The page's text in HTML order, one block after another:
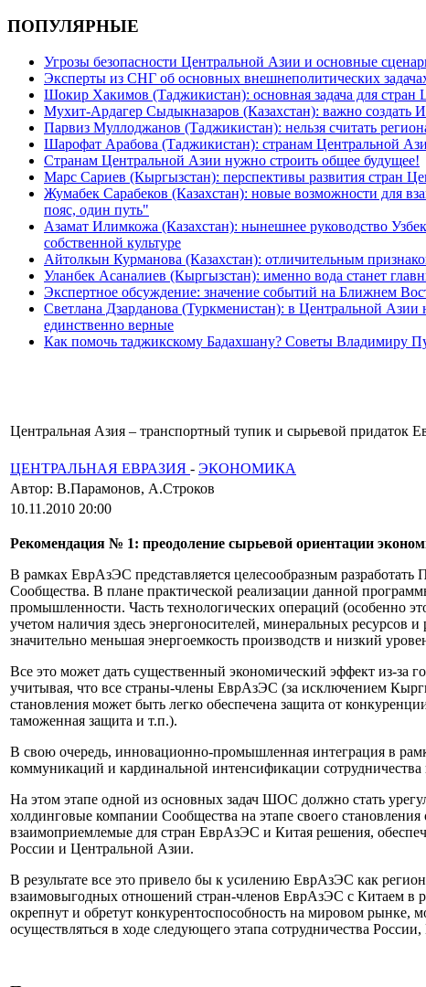
ПОПУЛЯРНЫЕ
Угрозы безопасности Центральной Азии и основные
Эксперты из СНГ об основных внешнеполитических
Шокир Хакимов (Таджикистан): основная задача для стран
Мухит-Ардагер Сыдыкназаров (Казахстан): важно создать
Парвиз Муллоджанов (Таджикистан): нельзя считать
Шарофат Арабова (Таджикистан): странам Центральной
Странам Центральной Азии нужно строить общее будущее!
Марс Сариев (Кыргызстан): перспективы развития стран
Жумабек Сарабеков (Казахстан): новые возможности для
пояс, один путь"
Азамат Илимкожа (Казахстан): нынешнее руководство
собственной культуре
Айтолкын Курманова (Казахстан): отличительным
Уланбек Асаналиев (Кыргызстан): именно вода станет
Экспертное обсуждение: значение событий на Ближнем
Светлана Дзарданова (Туркменистан): в Центральной Азии
единственно верные
Как помочь таджикскому Бадахшану? Советы Владимиру
Центральная Азия – транспортный тупик и сырьевой придаток
ЦЕНТРАЛЬНАЯ ЕВРАЗИЯ - ЭКОНОМИКА
Автор: В.Парамонов, А.Строков
10.11.2010 20:00
Рекомендация № 1: преодоление сырьевой ориентации
В рамках ЕврАзЭС представляется целесообразным
Сообщества. В плане практической реализации данной
промышленности. Часть технологических операций (особенно
учетом наличия здесь энергоносителей, минеральных ресурсов
значительно меньшая энергоемкость производств и низкий
Все это может дать существенный экономический эффект из-за
учитывая, что все страны-члены ЕврАзЭС (за исключением
становления может быть легко обеспечена защита от
таможенная защита и т.п.).
В свою очередь, инновационно-промышленная интеграция в
коммуникаций и кардинальной интенсификации
На этом этапе одной из основных задач ШОС должно стать
холдинговые компании Сообщества на этапе своего
взаимоприемлемые для стран ЕврАзЭС и Китая решения,
России и Центральной Азии.
В результате все это привело бы к усилению ЕврАзЭС как
взаимовыгодных отношений стран-членов ЕврАзЭС с Китаем
окрепнут и обретут конкурентоспособность на мировом рынке,
осуществляться в ходе следующего этапа сотрудничества